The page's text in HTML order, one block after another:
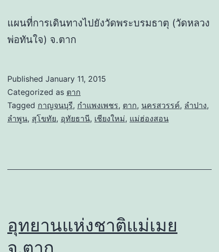
แผนที่การเดินทางไปยังวัดพระบรมธาตุ (วัดหลวง
พ่อทันใจ) จ.ตาก
Published January 11, 2015
Categorized as ตาก
Tagged กาญจนบุรี, กำแพงเพชร, ตาก, นครสวรรค์, ลำปาง,
ลำพูน, สุโขทัย, อุทัยธานี, เชียงใหม่, แม่ฮ่องสอน
อุทยานแห่งชาติแม่เมย
จ.ตาก